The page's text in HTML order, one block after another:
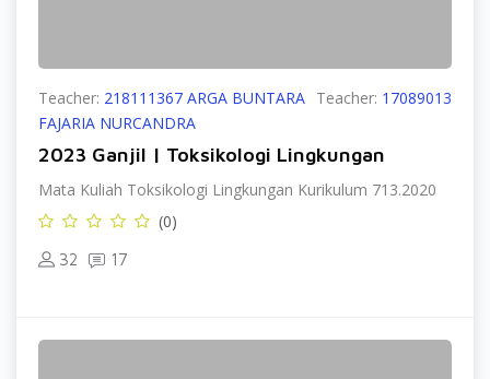
Teacher: 218111367 ARGA BUNTARA Teacher: 17089013
FAJARIA NURCANDRA
2023 Ganjil | Toksikologi Lingkungan
Mata Kuliah Toksikologi Lingkungan Kurikulum 713.2020
(0)
32 17